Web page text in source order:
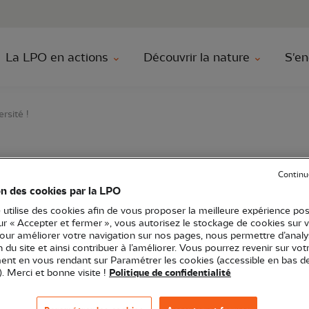
Aller à la
La LPO en actions Découvrir la nature
!
: Sauvez la
24 août 2024 LPO Occitanie Atelier 31 - Haute-
des cookies par la LPO
utilise des cookies afin de vous proposer la meilleure expérience
« Accepter et fermer », vous autorisez le stockage de cookies sur
améliorer votre navigation sur nos pages, nous permettre
du site et ainsi contribuer à l’améliorer. Vous pourrez revenir sur
en vous rendant sur Paramétrer les cookies (accessible en bas
Merci et bonne visite ! Politique de confidentialité